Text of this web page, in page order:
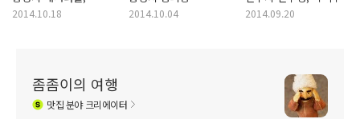
충렬사, 빼떼기죽, 우짜
2014.10.18 2014.10.04
꿀빵
2014.09.20
좀좀이의 여행
맛집분야 크리에이터